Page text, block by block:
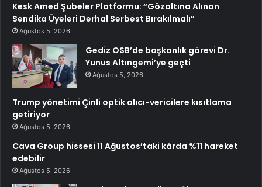
Kesk Amed Şubeler Platformu: “Gözaltına Alınan
Sendika Üyeleri Derhal Serbest Bırakılmalı”
Ağustos 5, 2026
Gediz OSB’de başkanlık görevi Dr.
Yunus Altıngemi’ye geçti
Ağustos 5, 2026
Trump yönetimi Çinli optik alıcı-vericilere kısıtlama
getiriyor
Ağustos 5, 2026
Cava Group hissesi 11 Ağustos’taki kârda %11 hareket
edebilir
Ağustos 5, 2026